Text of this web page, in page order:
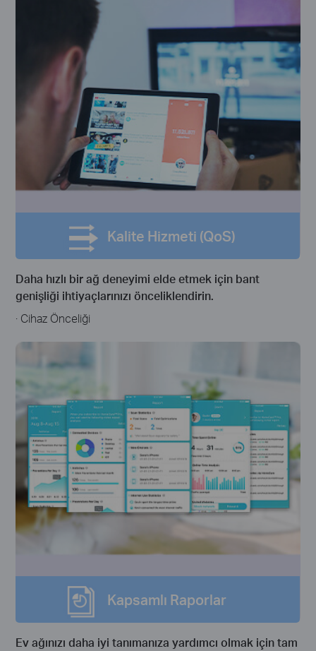
Kalite Hizmeti (QoS)
Daha hızlı bir ağ deneyimi elde etmek için bant
genişliği ihtiyaçlarınızı önceliklendirin.
· Cihaz Önceliği
Kapsamlı Raporlar
Ev ağınızı daha iyi tanımanıza yardımcı olmak için tam